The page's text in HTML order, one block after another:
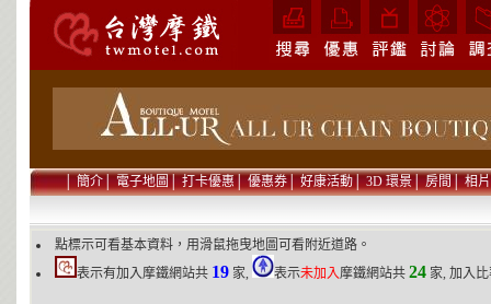
│簡介│電子地圖│打卡優惠│優惠券│好康活動│3D 環景│房間│相片
點標示可看基本資料，用滑鼠拖曳地圖可看附近道路。
表示有加入摩鐵網站共 19 家, 表示未加入 摩鐵網站共 24 家, 加入